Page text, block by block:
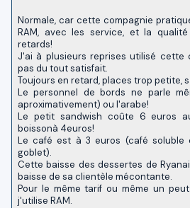
Normale, car cette compagnie
RAM, avec les service, et la
retards!
J'ai à plusieurs reprises utilisé cette
pas du tout satisfait.
Toujours en retard, places trop petite,
Le personnel de bords ne parle
aproximativement) ou l'arabe!
Le petit sandwish coûte 6 euros
boissonà 4euros!
Le café est à 3 euros (café soluble
goblet).
Cette baisse des dessertes de
baisse de sa clientèle mécontante.
Pour le même tarif ou même un
j'utilise RAM.